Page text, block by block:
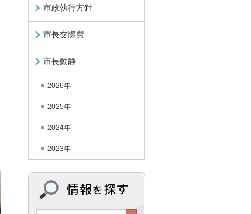
市政執行方針
市長交際費
市長動静
2026年
2025年
2024年
2023年